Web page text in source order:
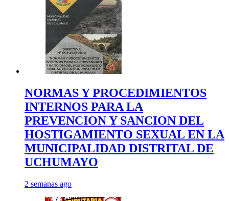
NORMAS Y PROCEDIMIENTOS
INTERNOS PARA LA
PREVENCION Y SANCION DEL
HOSTIGAMIENTO SEXUAL EN LA
MUNICIPALIDAD DISTRITAL DE
UCHUMAYO
2 semanas ago